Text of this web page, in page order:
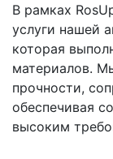
В рамках
услуги нашей
которая
материалов.
прочности,
обеспечивая
высоким